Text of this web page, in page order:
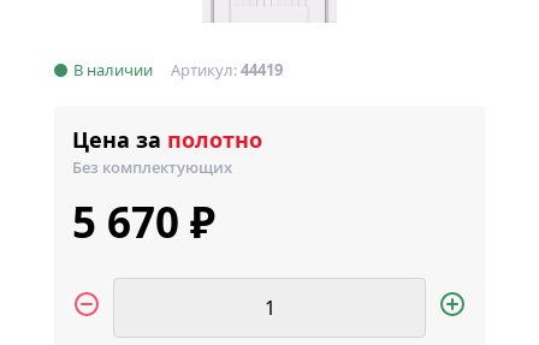
В наличии Артикул:44419
Цена за полотно
Без комплектующих
5 670 ₽